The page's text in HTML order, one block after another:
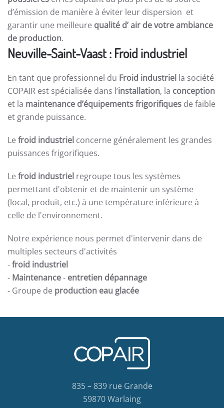
d’émission de manière à éviter leur dispersion et
garantir une meilleure qualité d’ air de votre ambiance
de production.
Neuville-Saint-Vaast : Froid industriel
En tant que professionnel du Froid industriel la société
COPAIR est spécialisée dans l’installation, la conception
et la maintenance d’équipements frigorifiques de faible
et grande puissance.
Le froid industriel concerne généralement les grandes
puissances frigorifiques.
Le froid industriel regroupe tous les systèmes
permettant d'obtenir et de maintenir un système
(local, produit, etc.) à une température inférieure à
celle de l'environnement.
Notre expérience nous permet d'intervenir dans de
multiples secteurs d'activités
-froid industriel
- Maintenance- entretien dépannage
- Groupe de production eau glacée
835 – 839 rue Grande
59870 Warlaing